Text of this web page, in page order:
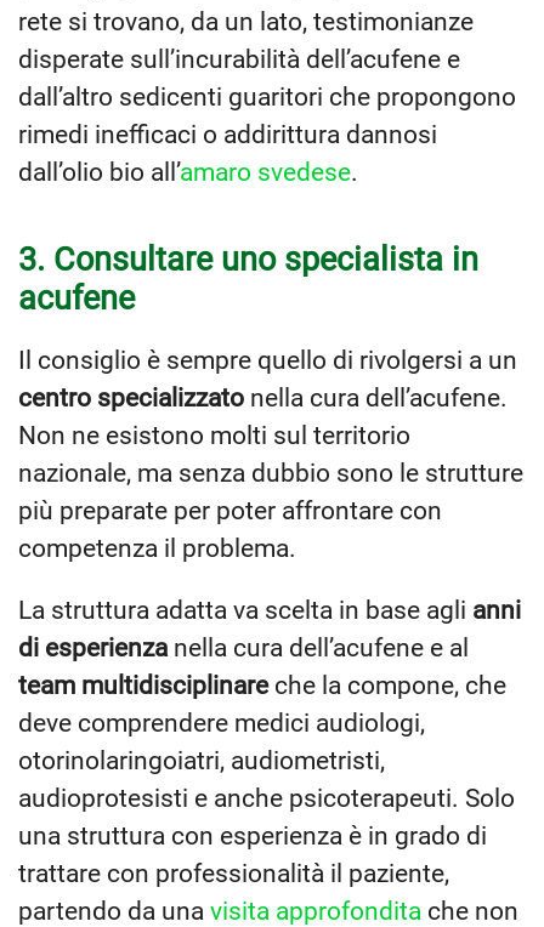
rete si trovano, da un lato, testimonianze
disperate sull’incurabilità dell’acufene e
dall’altro sedicenti guaritori che propongono
rimedi inefficaci o addirittura dannosi
dall’olio bio all’amaro svedese.
3. Consultare uno specialista in
acufene
Il consiglio è sempre quello di rivolgersi a un
centro specializzato nella cura dell’acufene.
Non ne esistono molti sul territorio
nazionale, ma senza dubbio sono le strutture
più preparate per poter affrontare con
competenza il problema.
La struttura adatta va scelta in base agli anni
di esperienza nella cura dell’acufene e al
team multidisciplinareche la compone, che
deve comprendere medici audiologi,
otorinolaringoiatri, audiometristi,
audioprotesisti e anche psicoterapeuti. Solo
una struttura con esperienza è in grado di
trattare con professionalità il paziente,
partendo da una visita approfondita che non